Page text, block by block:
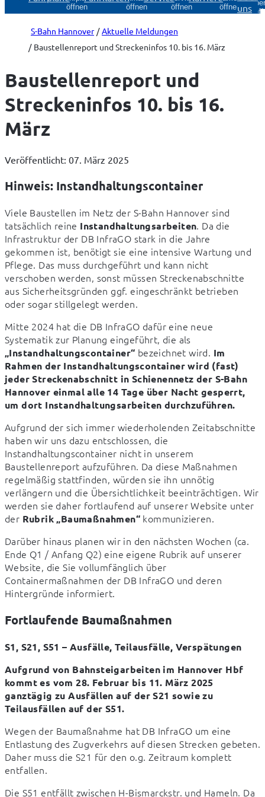
öffnen
öffnen
öffnen
öffnenuns
S-Bahn Hannover
Aktuelle Meldungen
Baustellenreport und Streckeninfos 10. bis 16. März
Baustellenreport und
Streckeninfos 10. bis 16.
März
Veröffentlicht: 07. März 2025
Hinweis: Instandhaltungscontainer
Viele Baustellen im Netz der S-Bahn Hannover sind
tatsächlich reine Instandhaltungsarbeiten. Da die
Infrastruktur der DB InfraGO stark in die Jahre
gekommen ist, benötigt sie eine intensive Wartung und
Pflege. Das muss durchgeführt und kann nicht
verschoben werden, sonst müssen Streckenabschnitte
aus Sicherheitsgründen ggf. eingeschränkt betrieben
oder sogar stillgelegt werden.
Mitte 2024 hat die DB InfraGO dafür eine neue
„Instandhaltungscontainer“ bezeichnet wird. Im
Rahmen der Instandhaltungscontainer wird (fast)
jeder Streckenabschnitt in Schienennetz der S-Bahn
Hannover einmal alle 14 Tage über Nacht gesperrt,
um dort Instandhaltungsarbeiten durchzuführen.
Aufgrund der sich immer wiederholenden Zeitabschnitte
haben wir uns dazu entschlossen, die
Instandhaltungscontainer nicht in unserem
Baustellenreport aufzuführen. Da diese Maßnahmen
regelmäßig stattfinden, würden sie ihn unnötig
verlängern und die Übersichtlichkeit beeinträchtigen. Wir
werden sie daher fortlaufend auf unserer Website unter
der Rubrik „Baumaßnahmen“ kommunizieren.
Darüber hinaus planen wir in den nächsten Wochen (ca.
Ende Q1 / Anfang Q2) eine eigene Rubrik auf unserer
Website, die Sie vollumfänglich über
Containermaßnahmen der DB InfraGO und deren
Hintergründe informiert.
Fortlaufende Baumaßnahmen
S1, S21, S51 – Ausfälle, Teilausfälle, Verspätungen
Aufgrund von Bahnsteigarbeiten im Hannover Hbf
kommt es vom 28. Februar bis 11. März 2025
ganztägig zu Ausfällen auf der S21 sowie zu
Teilausfällen auf der S51.
Wegen der Baumaßnahme hat DB InfraGO um eine
Entlastung des Zugverkehrs auf diesen Strecken gebeten.
Daher muss die S21 für den o.g. Zeitraum komplett
entfallen.
Die S51 entfällt zwischen H-Bismarckstr. und Hameln. Da